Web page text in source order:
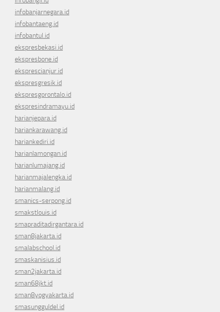
infobanjarnegara.id
infobantaeng.id
infobantul.id
ekspresbekasi.id
ekspresbone.id
eksprescianjur.id
ekspresgresik.id
ekspresgorontalo.id
ekspresindramayu.id
harianjepara.id
hariankarawang.id
hariankediri.id
harianlamongan.id
harianlumajang.id
harianmajalengka.id
harianmalang.id
smanics-serpong.id
smakstlouis.id
smapraditadirgantara.id
sman8jakarta.id
smalabschool.id
smaskanisius.id
sman2jakarta.id
sman68jkt.id
sman8yogyakarta.id
smasungguldel.id